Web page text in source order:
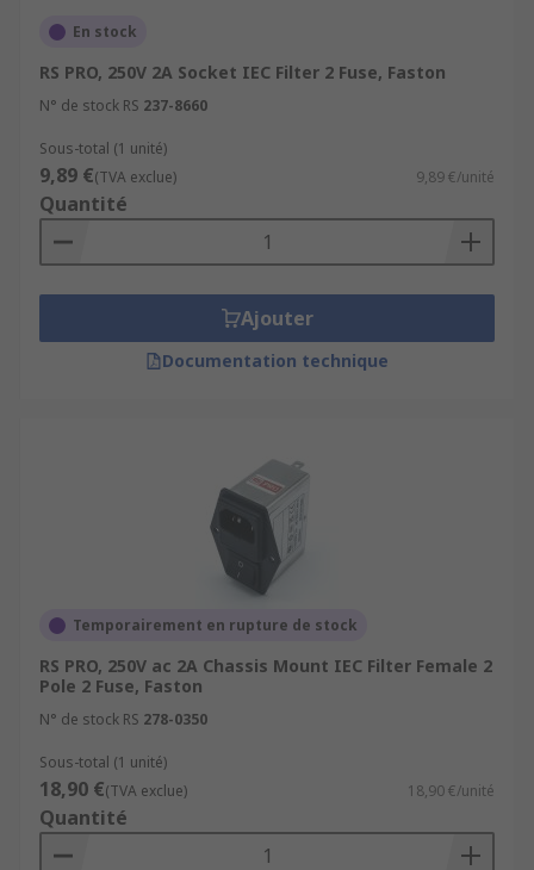
En stock
RS PRO, 250V 2A Socket IEC Filter 2 Fuse, Faston
N° de stock RS 237-8660
Sous-total (1 unité)
9,89 €(TVA exclue) 9,89 €/unité
Quantité
Ajouter
Documentation technique
Temporairement en rupture de stock
RS PRO, 250V ac 2A Chassis Mount IEC Filter Female 2
Pole 2 Fuse, Faston
N° de stock RS 278-0350
Sous-total (1 unité)
18,90 €(TVA exclue) 18,90 €/unité
Quantité